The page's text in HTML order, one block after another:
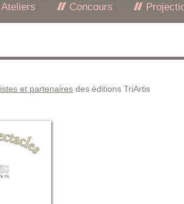
Concours
et partenaires des éditions TriArtis